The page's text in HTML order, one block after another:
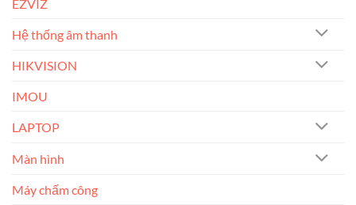
EZVIZ
Hệ thống âm thanh
HIKVISION
IMOU
LAPTOP
Màn hình
Máy chấm công